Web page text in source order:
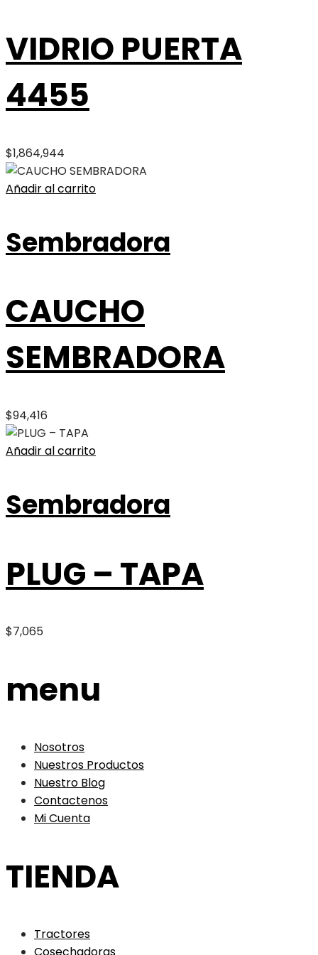
VIDRIO PUERTA
4455
$1,864,944
Añadir al carrito
Sembradora
CAUCHO
SEMBRADORA
$94,416
Añadir al carrito
Sembradora
PLUG – TAPA
$7,065
menu
Nosotros
Nuestros Productos
Nuestro Blog
Contactenos
Mi Cuenta
TIENDA
Tractores